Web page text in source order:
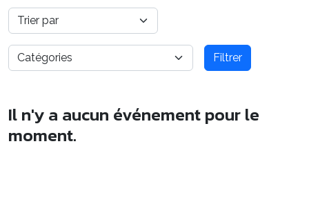
Filtrer
Il n'y a aucun événement pour le
moment.